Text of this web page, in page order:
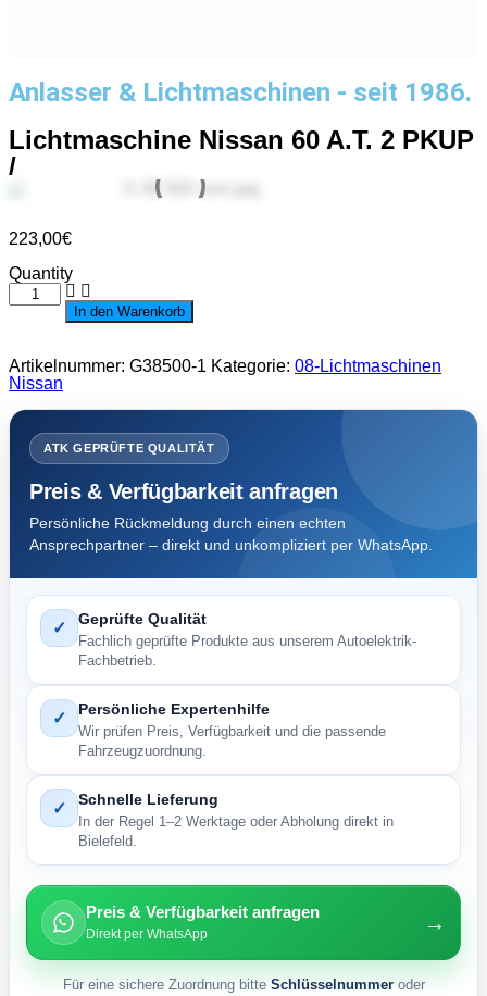
Anlasser & Lichtmaschinen - seit 1986.
Lichtmaschine Nissan 60 A.T. 2 PKUP
/
223,00€
Quantity
Lichtmaschine
Nissan
2
PKUP
/
Menge
In den Warenkorb
Artikelnummer: G38500-1 Kategorie: 08-Lichtmaschinen
Nissan
ATK GEPRÜFTE QUALITÄT
Preis & Verfügbarkeit anfragen
Persönliche Rückmeldung durch einen echten
Ansprechpartner – direkt und unkompliziert per WhatsApp.
✓ Geprüfte Qualität
Fachlich geprüfte Produkte aus unserem Autoelektrik-
Fachbetrieb.
✓ Persönliche Expertenhilfe
Wir prüfen Preis, Verfügbarkeit und die passende
Fahrzeugzuordnung.
✓ Schnelle Lieferung
In der Regel 1–2 Werktage oder Abholung direkt in
Bielefeld.
Preis & Verfügbarkeit anfragen
Direkt per WhatsApp →
Für eine sichere Zuordnung bitte Schlüsselnummeroder